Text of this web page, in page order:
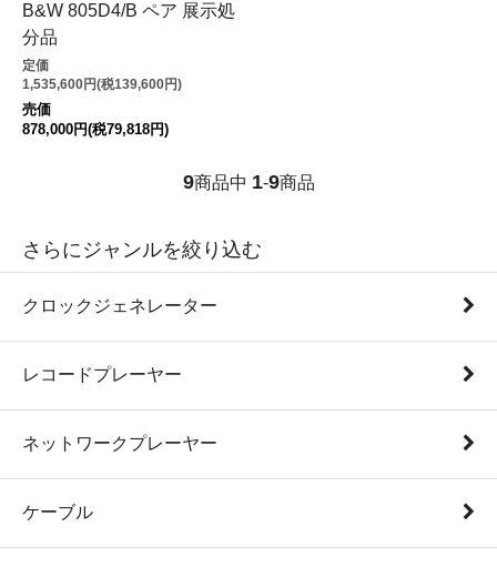
B&W 805D4/B ペア 展示処
分品
定価
1,535,600円(税139,600円)
売価
878,000円(税79,818円)
9商品中 1-9商品
さらにジャンルを絞り込む
クロックジェネレーター
レコードプレーヤー
ネットワークプレーヤー
ケーブル